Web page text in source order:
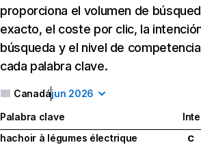
proporciona el volumen de
exacto, el coste por clic, la
búsqueda y el nivel de
cada palabra clave.
Canadájun 2026
Palabra clave
hachoir à légumes électrique
C